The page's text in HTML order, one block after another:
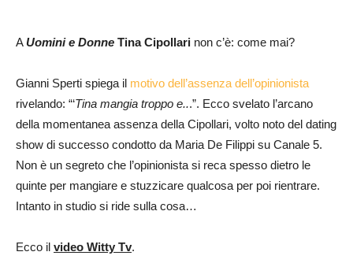
AUomini e Donne Tina Cipollari non c’è: come mai?
Gianni Sperti spiega il motivo dell’assenza dell’opinionista
rivelando: “‘Tina mangia troppo e...”. Ecco svelato l’arcano
della momentanea assenza della Cipollari, volto noto del dating
show di successo condotto da Maria De Filippi su Canale 5.
Non è un segreto che l’opinionista si reca spesso dietro le
quinte per mangiare e stuzzicare qualcosa per poi rientrare.
Intanto in studio si ride sulla cosa…
Ecco il video Witty Tv.